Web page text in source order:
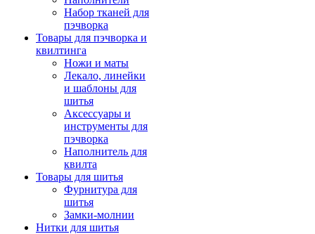
Набор тканей для
пэчворка
Товары для пэчворка и
квилтинга
Ножи и маты
Лекало, линейки
и шаблоны для
шитья
Аксессуары и
инструменты для
пэчворка
Наполнитель для
квилта
Товары для шитья
Фурнитура для
шитья
Замки-молнии
Нитки для шитья